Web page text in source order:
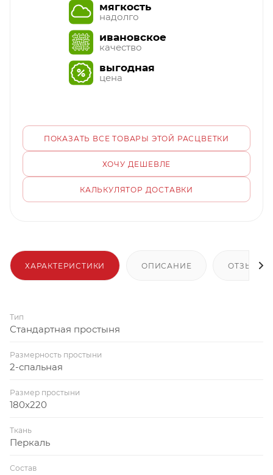
мягкость
надолго
ивановское
качество
выгодная
цена
ПОКАЗАТЬ ВСЕ ТОВАРЫ ЭТОЙ РАСЦВЕТКИ
ХОЧУ ДЕШЕВЛЕ
КАЛЬКУЛЯТОР ДОСТАВКИ
ХАРАКТЕРИСТИКИ ОПИСАНИЕ ОТЗЫВЫ
Тип
Стандартная простыня
Размерность простыни
2-спальная
Размер простыни
180x220
Ткань
Перкаль
Состав